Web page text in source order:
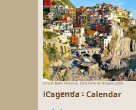
Circuit Italie Florence, Cinq terre et Toscane 2026
12 au 19 septembre 2026
iCagenda - Calendar